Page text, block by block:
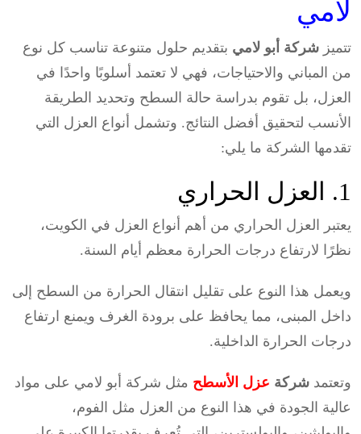
لامي
تتميز شركة أبو لامي بتقديم حلول متنوعة تناسب كل نوع
من المباني والاحتياجات، فهي لا تعتمد أسلوبًا واحدًا في
العزل، بل تقوم بدراسة حالة السطح وتحديد الطريقة
الأنسب لتحقيق أفضل النتائج. وتشمل أنواع العزل التي
تقدمها الشركة ما يلي:
1. العزل الحراري
يعتبر العزل الحراري من أهم أنواع العزل في الكويت،
نظرًا لارتفاع درجات الحرارة معظم أيام السنة.
ويعمل هذا النوع على تقليل انتقال الحرارة من السطح إلى
داخل المبنى، مما يحافظ على برودة الغرف ويمنع ارتفاع
درجات الحرارة الداخلية.
وتعتمد شركة عزل الأسطح مثل شركة أبو لامي على مواد
عالية الجودة في هذا النوع من العزل مثل الفوم،